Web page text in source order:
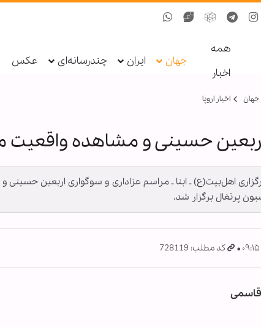
همه
اخبار
جهان ایران چندرسانه‌ای عکس
جهان اخبار اروپا
حسینی و مشاهده واقعیت
پرتغال برگزار شد.
کد مطلب: 728119